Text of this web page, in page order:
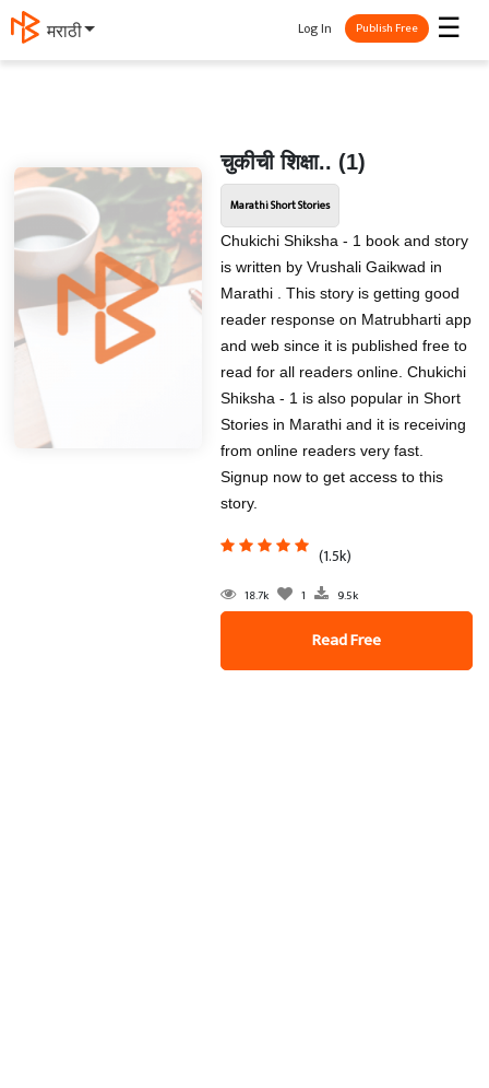
मराठी ☰
Log In Publish Free
चुकीची शिक्षा.. (1)
Marathi Short Stories
Chukichi Shiksha - 1 book and story
is written by Vrushali Gaikwad in
Marathi . This story is getting good
reader response on Matrubharti app
and web since it is published free to
read for all readers online. Chukichi
Shiksha - 1 is also popular in Short
Stories in Marathi and it is receiving
from online readers very fast.
Signup now to get access to this
story.
(1.5k)
18.7k 1 9.5k
Read Free